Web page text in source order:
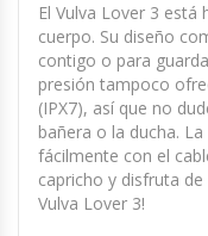
El Vulva Lover 3
cuerpo. Su diseño
contigo o para
presión tampoco
(IPX7), así que no
bañera o la ducha.
fácilmente con el
capricho y disfruta
Vulva Lover 3!